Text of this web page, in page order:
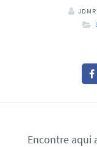
Encontre aqui